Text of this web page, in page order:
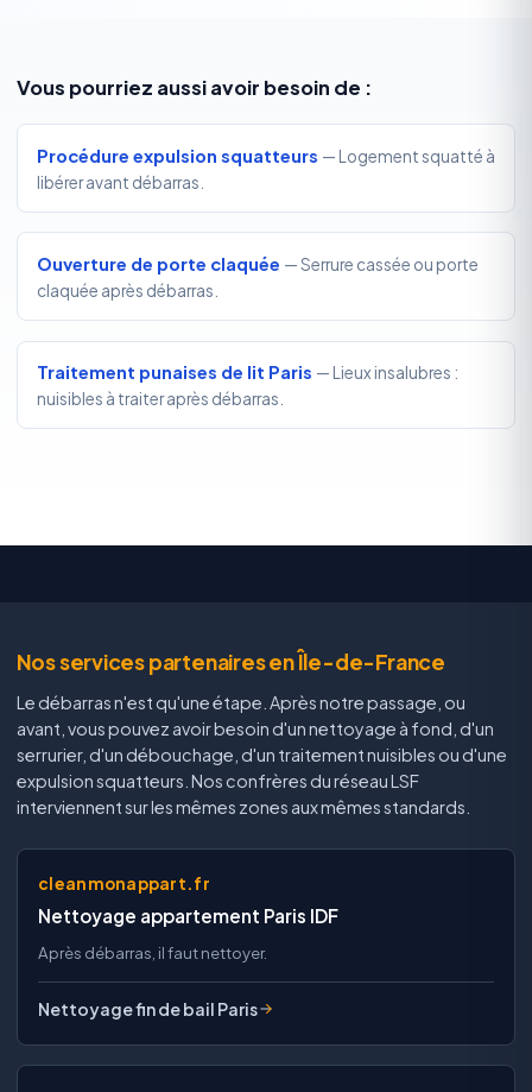
Vous pourriez aussi avoir besoin de :
Procédure expulsion squatteurs — Logement squatté à
libérer avant débarras.
Ouverture de porte claquée — Serrure cassée ou porte
claquée après débarras.
Traitement punaises de lit Paris — Lieux insalubres :
nuisibles à traiter après débarras.
Nos services partenaires en Île-de-France
Le débarras n'est qu'une étape. Après notre passage, ou
avant, vous pouvez avoir besoin d'un nettoyage à fond, d'un
serrurier, d'un débouchage, d'un traitement nuisibles ou d'une
expulsion squatteurs. Nos confrères du réseau LSF
interviennent sur les mêmes zones aux mêmes standards.
cleanmonappart.fr
Nettoyage appartement Paris IDF
Après débarras, il faut nettoyer.
Nettoyage fin de bail Paris